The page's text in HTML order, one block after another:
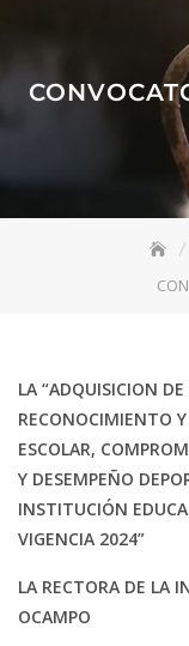
LA “ADQUISICION
RECONOCIMIENTO
ESCOLAR,
Y DESEMPEÑO
INSTITUCIÓN
VIGENCIA 2024”
LA RECTORA DE LA
OCAMPO